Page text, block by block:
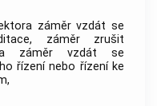
záměr vzdát se
záměr zrušit
záměr vzdát se
řízení nebo řízení ke